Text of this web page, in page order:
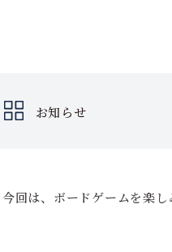
お知らせ
回は、ボードゲームを楽